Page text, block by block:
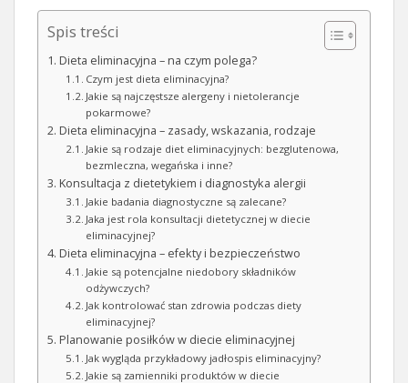
Spis treści
Dieta eliminacyjna – na czym polega?
Czym jest dieta eliminacyjna?
Jakie są najczęstsze alergeny i nietolerancje
pokarmowe?
Dieta eliminacyjna – zasady, wskazania, rodzaje
Jakie są rodzaje diet eliminacyjnych: bezglutenowa,
bezmleczna, wegańska i inne?
Konsultacja z dietetykiem i diagnostyka alergii
Jakie badania diagnostyczne są zalecane?
Jaka jest rola konsultacji dietetycznej w diecie
eliminacyjnej?
Dieta eliminacyjna – efekty i bezpieczeństwo
Jakie są potencjalne niedobory składników
odżywczych?
Jak kontrolować stan zdrowia podczas diety
eliminacyjnej?
Planowanie posiłków w diecie eliminacyjnej
Jak wygląda przykładowy jadłospis eliminacyjny?
Jakie są zamienniki produktów w diecie